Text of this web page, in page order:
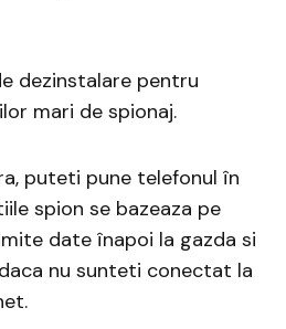
dezinstalare pentru
mari de spionaj.
puteti pune telefonul în
spion se bazeaza pe
date înapoi la gazda si
nu sunteti conectat la